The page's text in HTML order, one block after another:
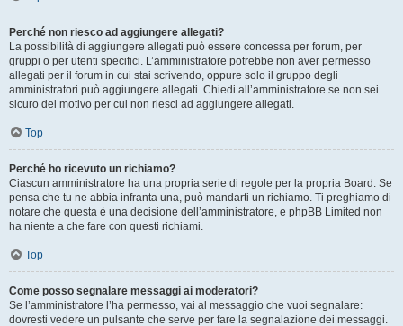
Perché non riesco ad aggiungere allegati?
La possibilità di aggiungere allegati può essere concessa per forum, per
gruppi o per utenti specifici. L’amministratore potrebbe non aver permesso
allegati per il forum in cui stai scrivendo, oppure solo il gruppo degli
amministratori può aggiungere allegati. Chiedi all’amministratore se non sei
sicuro del motivo per cui non riesci ad aggiungere allegati.
Top
Perché ho ricevuto un richiamo?
Ciascun amministratore ha una propria serie di regole per la propria Board. Se
pensa che tu ne abbia infranta una, può mandarti un richiamo. Ti preghiamo di
notare che questa è una decisione dell’amministratore, e phpBB Limited non
ha niente a che fare con questi richiami.
Top
Come posso segnalare messaggi ai moderatori?
Se l’amministratore l’ha permesso, vai al messaggio che vuoi segnalare:
dovresti vedere un pulsante che serve per fare la segnalazione dei messaggi.